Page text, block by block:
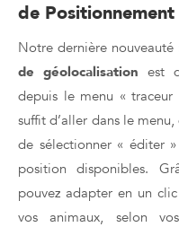
de
Notre dernière nouveauté
de géolocalisation est
depuis le menu «
suffit d’aller dans le
de sélectionner « éditer
position disponibles.
pouvez adapter en un
vos animaux, selon